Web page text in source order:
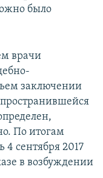
было
врачи
заключении
По итогам
4 сентября 2017
в возбуждении